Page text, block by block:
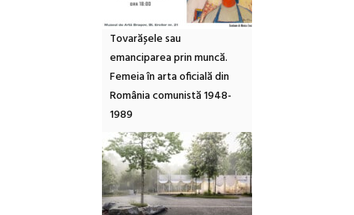
Tovarășele sau
emanciparea prin muncă.
Femeia în arta oficială din
România comunistă 1948-
1989